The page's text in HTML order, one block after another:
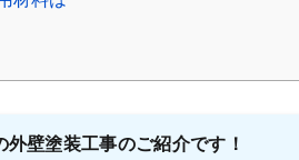
壁塗装工事のご紹介です！